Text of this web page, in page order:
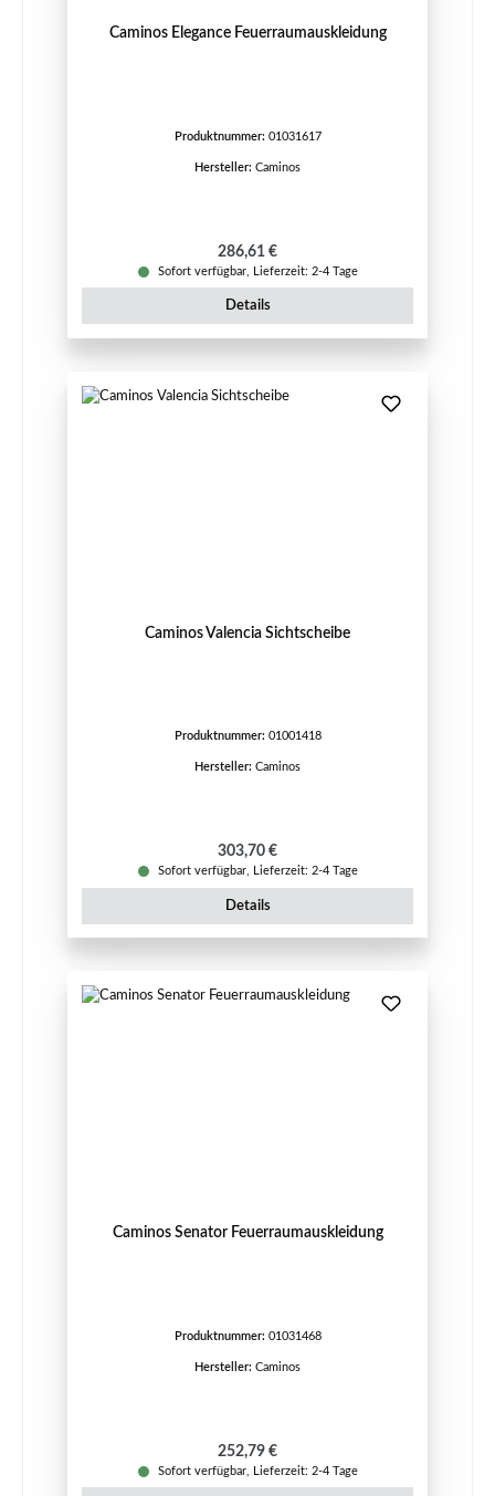
Caminos Elegance Feuerraumauskleidung
Produktnummer: 01031617
Hersteller: Caminos
Regulärer Preis:
286,61 €
Sofort verfügbar, Lieferzeit: 2-4 Tage
Details
Caminos Valencia Sichtscheibe
Produktnummer: 01001418
Hersteller: Caminos
Regulärer Preis:
303,70 €
Sofort verfügbar, Lieferzeit: 2-4 Tage
Details
Caminos Senator Feuerraumauskleidung
Produktnummer: 01031468
Hersteller: Caminos
Regulärer Preis:
252,79 €
Sofort verfügbar, Lieferzeit: 2-4 Tage